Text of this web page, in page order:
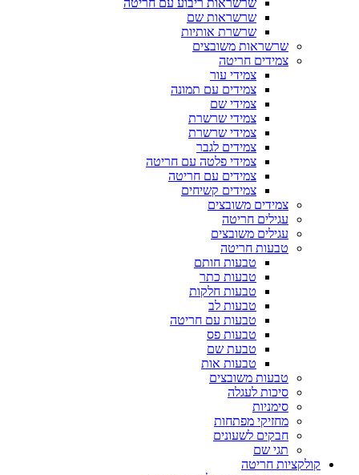
שרשראות שם
שרשרת אותיות
שרשראות משובצים
צמידים חריטה
צמידי עור
צמידים עם תמונה
צמידי שם
צמידי שרשרת
צמידי שרשרת
צמידים לגבר
צמידי פלטה עם חריטה
צמידים עם חריטה
צמידים קשיחים
צמידים משובצים
עגילים חריטה
עגילים משובצים
טבעות חריטה
טבעות חותם
טבעות כתר
טבעות חלקות
טבעות לב
טבעות עם חריטה
טבעות פס
טבעת שם
טבעות אות
טבעות משובצים
סיכות לעגלה
סימניות
מחזיקי מפתחות
חבקים לשעונים
תגי שם
קולקציות חריטה